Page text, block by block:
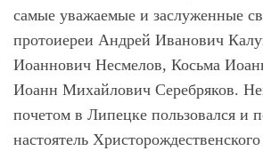
самые уважаемые и заслуженные
протоиереи Андрей Иванович
Иоаннович Несмелов, Косьма
Иоанн Михайлович Серебряков.
почетом в Липецке пользовался и
настоятель